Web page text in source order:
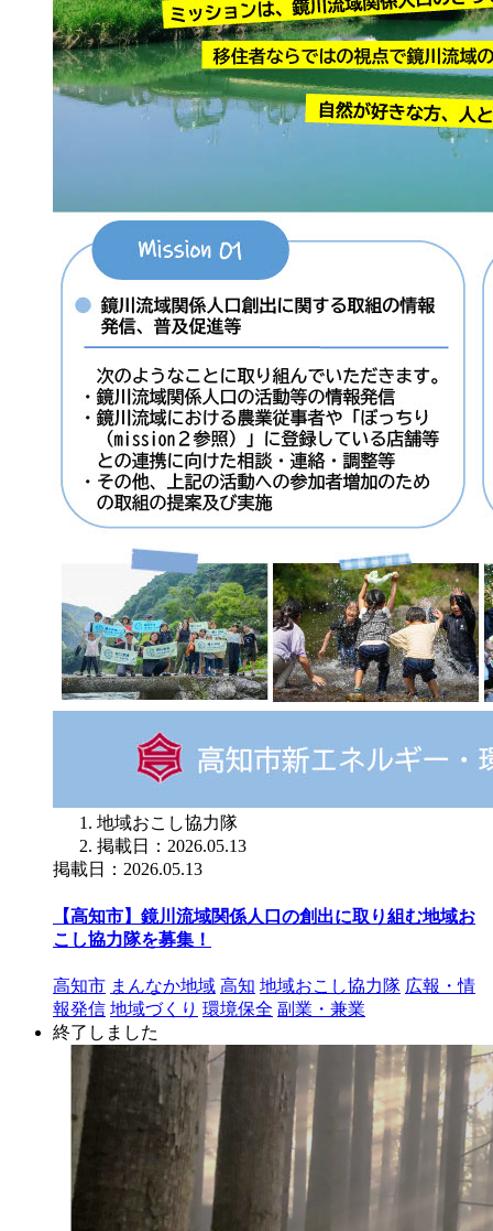
地域おこし協力隊
掲載日：2026.05.13
掲載日：2026.05.13
【高知市】鏡川流域関係人口の創出に取り組む地域お
こし協力隊を募集！
高知市 まんなか地域 高知 地域おこし協力隊 広報・情
報発信 地域づくり 環境保全 副業・兼業
終了しました